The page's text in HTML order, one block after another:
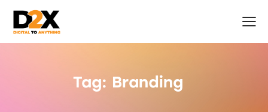
Tag: Branding